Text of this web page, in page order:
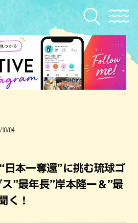
04
日本一奪還”に挑む琉球ゴ
”最年長”岸本隆一＆”最
く！